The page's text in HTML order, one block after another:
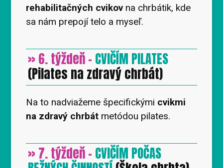
rehabilitačných cvikov na chrbátik, kde
sa nám prepojí telo a myseľ.
» 6. týždeň - CVIČÍM PILATES
(Pilates na zdravý chrbát)
Na to nadviažeme špecifickými cvikmi
na zdravý chrbát metódou pilates.
» 7. týždeň - CVIČÍM POČAS